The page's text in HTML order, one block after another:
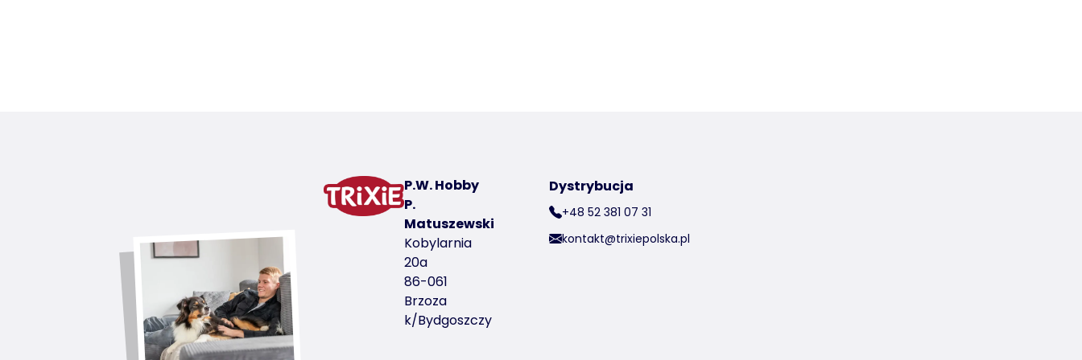
wariant produktu: unikalny numer produktu 2806-10
2806
P.W. Hobby
P.
Matuszewski
Kobylarnia
20a
86-061
Brzoza
k/Bydgoszczy
Dystrybucja
+48 52 381 07 31
kontakt@trixiepolska.pl